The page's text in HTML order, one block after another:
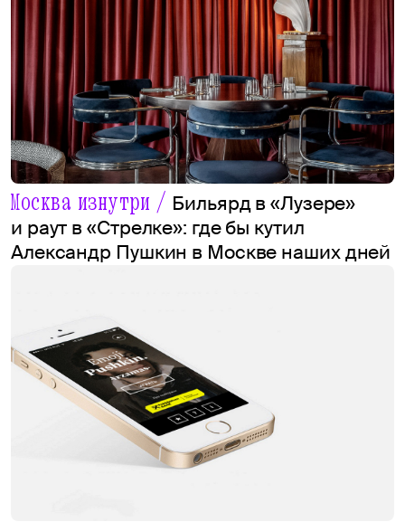
Москва изнутри / Бильярд в «Лузере»
и раут в «Стрелке»: где бы кутил
Александр Пушкин в Москве наших дней